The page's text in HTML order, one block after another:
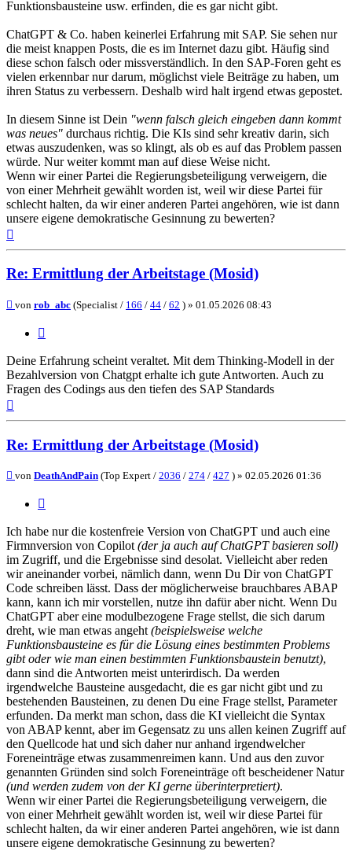
Funktionsbausteine usw. erfinden, die es gar nicht gibt.
ChatGPT & Co. haben keinerlei Erfahrung mit SAP. Sie sehen nur
die meist knappen Posts, die es im Internet dazu gibt. Häufig sind
diese schon falsch oder missverständlich. In den SAP-Foren geht es
vielen erkennbar nur darum, möglichst viele Beiträge zu haben, um
ihren Status zu verbessern. Deshalb wird halt irgend etwas gepostet.
In diesem Sinne ist Dein "wenn falsch gleich eingeben dann kommt
was neues" durchaus richtig. Die KIs sind sehr kreativ darin, sich
etwas auszudenken, was so klingt, als ob es auf das Problem passen
würde. Nur weiter kommt man auf diese Weise nicht.
Wenn wir einer Partei die Regierungsbeteiligung verweigern, die
von einer Mehrheit gewählt worden ist, weil wir diese Partei für
schlecht halten, da wir einer anderen Partei angehören, wie ist dann
unsere eigene demokratische Gesinnung zu bewerten?
Re: Ermittlung der Arbeitstage (Mosid)
Beitrag
von rob_abc (Specialist / 166 / 44 / 62 ) » 01.05.2026 08:43
Deine Erfahrung scheint veraltet. Mit dem Thinking-Modell in der
Bezahlversion von Chatgpt erhalte ich gute Antworten. Auch zu
Fragen des Codings aus den tiefen des SAP Standards
Re: Ermittlung der Arbeitstage (Mosid)
Beitrag
von DeathAndPain (Top Expert / 2036 / 274 / 427 ) » 02.05.2026 01:36
Ich habe nur die kostenfreie Version von ChatGPT und auch eine
Firmnversion von Copilot(der ja auch auf ChatGPT basieren soll)
im Zugriff, und die Ergebnisse sind desolat. Vielleicht aber reden
wir aneinander vorbei, nämlich dann, wenn Du Dir von ChatGPT
Code schreiben lässt. Dass der möglicherweise brauchbares ABAP
kann, kann ich mir vorstellen, nutze ihn dafür aber nicht. Wenn Du
ChatGPT aber eine modulbezogene Frage stellst, die sich darum
dreht, wie man etwas angeht(beispielsweise welche
Funktionsbausteine es für die Lösung eines bestimmten Problems
gibt oder wie man einen bestimmten Funktionsbaustein benutzt),
dann sind die Antworten meist unterirdisch. Da werden
irgendwelche Bausteine ausgedacht, die es gar nicht gibt und zu
bestehenden Bausteinen, zu denen Du eine Frage stellst, Parameter
erfunden. Da merkt man schon, dass die KI vielleicht die Syntax
von ABAP kennt, aber im Gegensatz zu uns allen keinen Zugriff auf
den Quellcode hat und sich daher nur anhand irgendwelcher
Foreneinträge etwas zusammenreimen kann. Und aus den zuvor
genannten Gründen sind solch Foreneinträge oft bescheidener Natur
(und werden zudem von der KI gerne überinterpretiert).
Wenn wir einer Partei die Regierungsbeteiligung verweigern, die
von einer Mehrheit gewählt worden ist, weil wir diese Partei für
schlecht halten, da wir einer anderen Partei angehören, wie ist dann
unsere eigene demokratische Gesinnung zu bewerten?